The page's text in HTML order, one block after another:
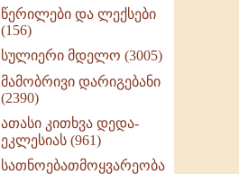
წერილები და ლექსები
(156)
სულიერი მდელო (3005)
მამობრივი დარიგებანი
(2390)
ათასი კითხვა დედა-
ეკლესიას (961)
სათნოებათმოყვარეობა